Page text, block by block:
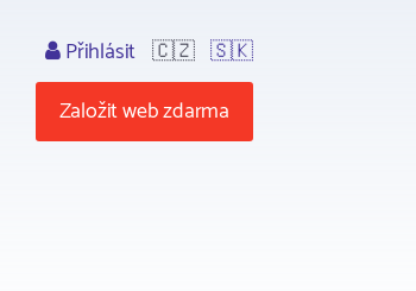
Přihlásit 🇨🇿 🇸🇰
Založit web zdarma